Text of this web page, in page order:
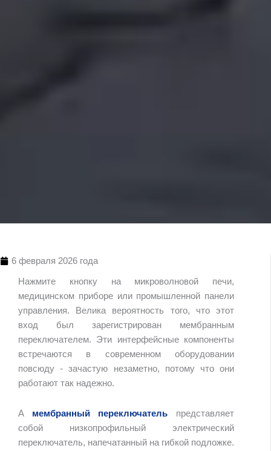
6 февраля 2026 года
Нажмите кнопку на микроволновой печи,
медицинском приборе или промышленной панели
управления. Велика вероятность того, что этот
вход был зарегистрирован мембранным
переключателем. Эти интерфейсные компоненты
встречаются в современном оборудовании
повсюду - зачастую незаметно, потому что они
работают так надежно.
A мембранный переключатель представляет
собой низкопрофильный электрический
переключатель, напечатанный на гибкой подложке.